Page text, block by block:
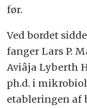
før.
Ved bordet
fanger Lars P.
Aviâja Lyberth
ph.d. i
etableringen af